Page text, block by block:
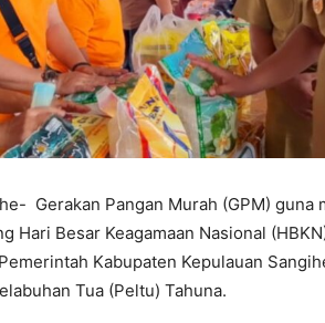
Gerakan Pangan Murah (GPM) guna
Hari Besar Keagamaan Nasional
Kabupaten Kepulauan
Tua (Peltu) Tahuna.